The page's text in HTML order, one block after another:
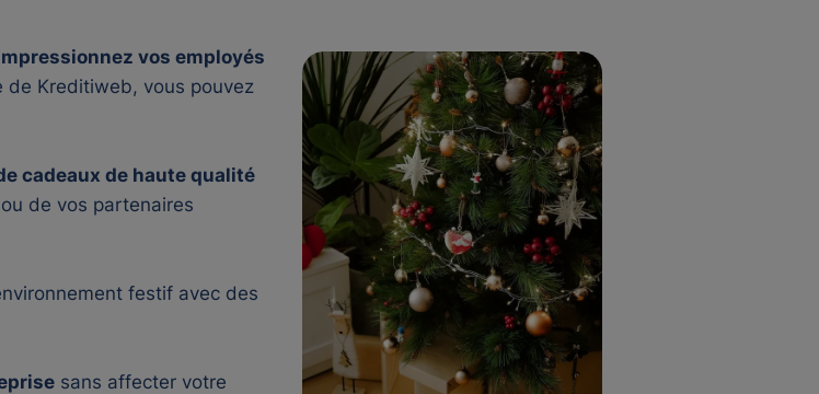
vos employés
de Kreditiweb, vous pouvez
cadeaux de haute qualité
de vos partenaires
festif avec des
sans affecter votre